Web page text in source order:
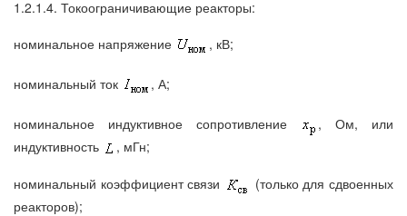
1.2.1.4. Токоограничивающие реакторы:
номинальное напряжение
, кВ;
номинальный ток , А;
номинальное индуктивное сопротивление
, Ом, или
индуктивность
, мГн;
номинальный коэффициент связи
(только для сдвоенных
реакторов);